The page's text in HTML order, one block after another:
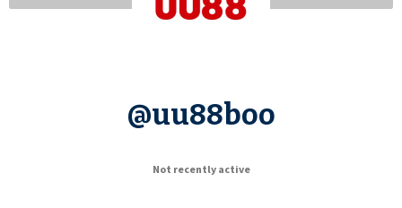
@uu88boo
Not recently active